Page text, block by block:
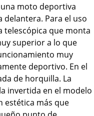
moto deportiva
Para el uso
telescópica que monta
superior a lo que
muy
deportivo. En el
de horquilla. La
invertida en el modelo
estética más que